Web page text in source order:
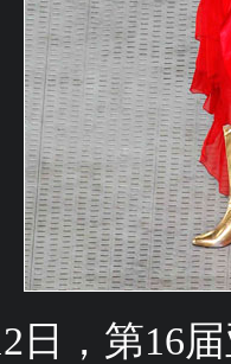
日，第16